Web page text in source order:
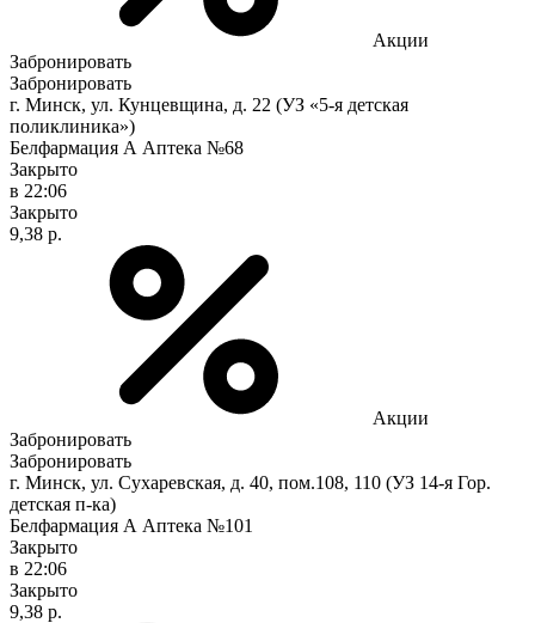
Акции
Забронировать
Забронировать
г. Минск, ул. Кунцевщина, д. 22 (УЗ «5-я детская
поликлиника»)
Белфармация А Аптека №68
Закрыто
в 22:06
Закрыто
9,38 р.
Акции
Забронировать
Забронировать
г. Минск, ул. Сухаревская, д. 40, пом.108, 110 (УЗ 14-я Гор.
детская п-ка)
Белфармация А Аптека №101
Закрыто
в 22:06
Закрыто
9,38 р.